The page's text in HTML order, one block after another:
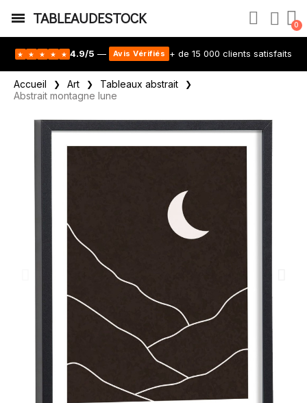
TABLEAUDESTOCK
★ ★ ★ ★ ★ 4.9/5 — Avis Vérifiés + de 15 000 clients satisfaits
Accueil Art
Tableaux abstrait
Abstrait montagne lune